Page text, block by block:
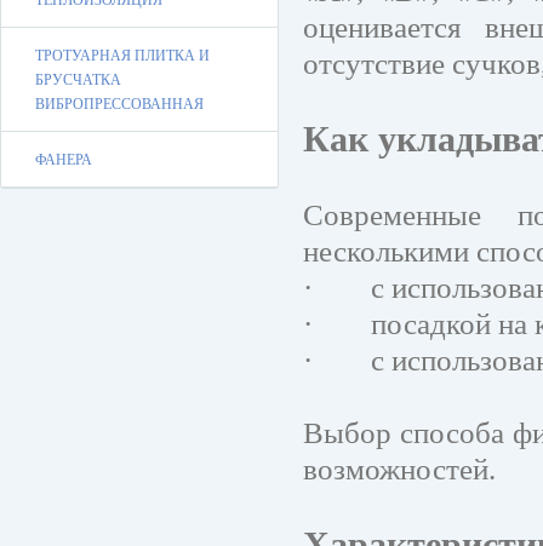
ТРОТУАРНАЯ ПЛИТКА И
БРУСЧАТКА
ВИБРОПРЕССОВАННАЯ
ФАНЕРА
оценивается
отсутствие
Как
Современные
несколькими
·
с
·
посадкой на
·
с
Выбор способа
возможностей.